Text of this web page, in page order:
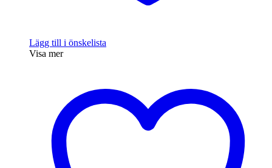
Lägg till i önskelista
Visa mer